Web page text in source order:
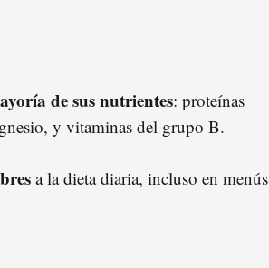
de sus nutrientes: proteínas
y vitaminas del grupo B.
a la dieta diaria, incluso en menús